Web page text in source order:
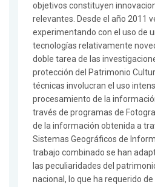
objetivos constituyen
relevantes. Desde el año 2011
experimentando con el uso de
tecnologías relativamente
doble tarea de las
protección del Patrimonio
técnicas involucran el uso
procesamiento de la
través de programas de
de la información obtenida a
Sistemas Geográficos de
trabajo combinado se han
las peculiaridades del
nacional, lo que ha requerido